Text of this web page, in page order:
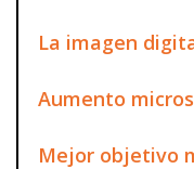
La imagen
Aumento
Mejor objetivo